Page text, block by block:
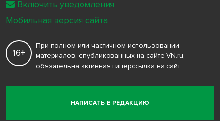
НАПИСАТЬ В РЕДАКЦИЮ
16+
При полном или частичном использовании
материалов, опубликованных на сайте VN.ru,
обязательна активная гиперссылка на сайт
Включить уведомления
Мобильная версия сайта